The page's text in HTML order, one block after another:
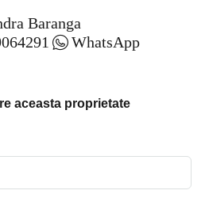
Baranga
WhatsApp
aceasta proprietate